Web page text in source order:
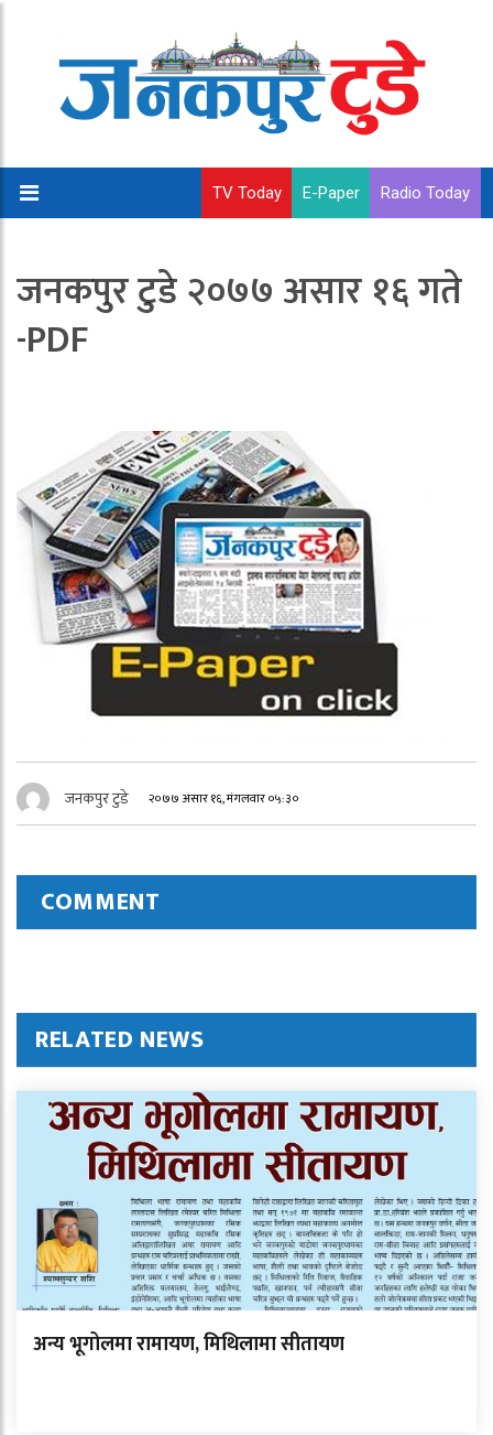
TV Today E-Paper Radio Today
जनकपुर टुडे २०७७ असार १६ गते
-PDF
जनकपुर टुडे २०७७ असार १६, मंगलवार ०५:३०
COMMENT
RELATED NEWS
अन्य भूगोलमा रामायण, मिथिलामा सीतायण